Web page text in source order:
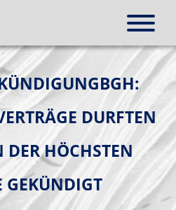
DURFTEN
DER HÖCHSTEN
GEKÜNDIGT